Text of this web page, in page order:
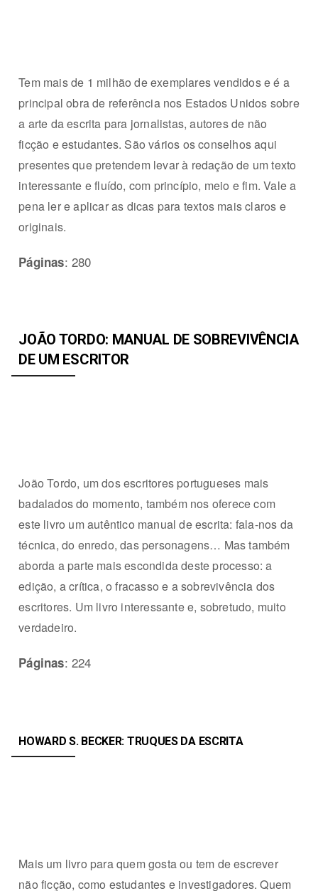
Tem mais de 1 milhão de exemplares vendidos e é a
principal obra de referência nos Estados Unidos sobre
a arte da escrita para jornalistas, autores de não
ficção e estudantes. São vários os conselhos aqui
presentes que pretendem levar à redação de um texto
interessante e fluído, com princípio, meio e fim. Vale a
pena ler e aplicar as dicas para textos mais claros e
originais.
Páginas: 280
JOÃO TORDO: MANUAL DE SOBREVIVÊNCIA
DE UM ESCRITOR
João Tordo, um dos escritores portugueses mais
badalados do momento, também nos oferece com
este livro um autêntico manual de escrita: fala-nos da
técnica, do enredo, das personagens… Mas também
aborda a parte mais escondida deste processo: a
edição, a crítica, o fracasso e a sobrevivência dos
escritores. Um livro interessante e, sobretudo, muito
verdadeiro.
Páginas: 224
HOWARD S. BECKER: TRUQUES DA ESCRITA
Mais um livro para quem gosta ou tem de escrever
não ficção, como estudantes e investigadores. Quem